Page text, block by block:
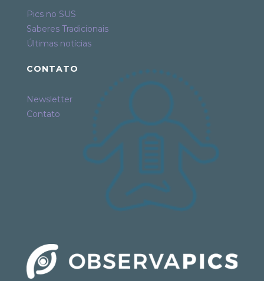
Pics no SUS
Saberes Tradicionais
Últimas notícias
CONTATO
Newsletter
Contato